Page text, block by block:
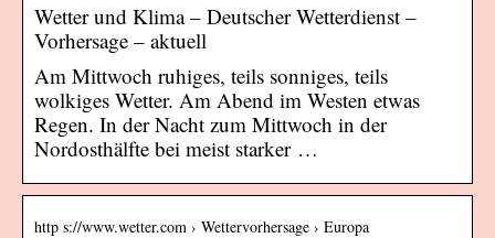
Wetter und Klima – Deutscher Wetterdienst –
Vorhersage – aktuell
Am Mittwoch ruhiges, teils sonniges, teils
wolkiges Wetter. Am Abend im Westen etwas
Regen. In der Nacht zum Mittwoch in der
Nordosthälfte bei meist starker …
http s://www.wetter.com › Wettervorhersage › Europa